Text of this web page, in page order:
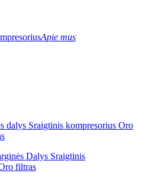
Apie mus